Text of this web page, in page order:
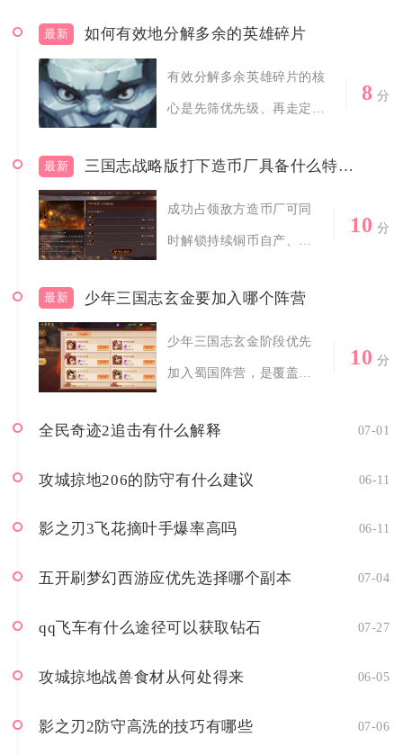
最新 如何有效地分解多余的英雄碎片
有效分解多余英雄碎片的核
心是先筛优先级、再走定向
8 分
最新 三国志战略版打下造币厂具备什么特殊功能
成功占领敌方造币厂可同
时解锁持续铜币自产、一
10 分
最新 少年三国志玄金要加入哪个阵营
少年三国志玄金阶段优先
加入蜀国阵营，是覆盖平
10 分
全民奇迹2追击有什么解释 07-01
攻城掠地206的防守有什么建议 06-11
影之刃3飞花摘叶手爆率高吗 06-11
五开刷梦幻西游应优先选择哪个副本 07-04
qq飞车有什么途径可以获取钻石 07-27
攻城掠地战兽食材从何处得来 06-05
影之刃2防守高洗的技巧有哪些 07-06